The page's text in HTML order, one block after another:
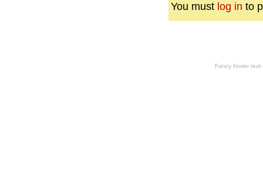
You must log in to
Fancy footer